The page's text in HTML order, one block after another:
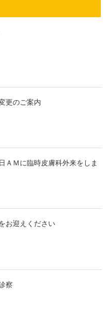
更のご案内
ＡＭに臨時皮膚科外来をしま
お迎えください
察